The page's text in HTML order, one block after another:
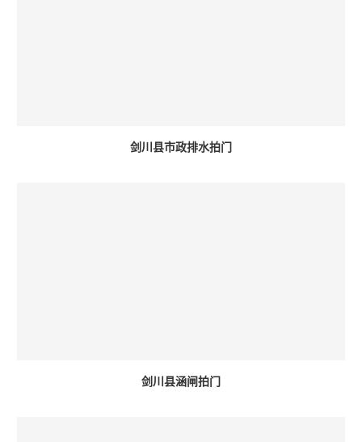
剑川县市政排水拍门
剑川县涵闸拍门